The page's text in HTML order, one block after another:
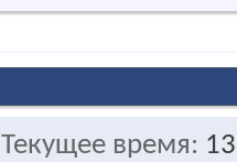
Текущее время: